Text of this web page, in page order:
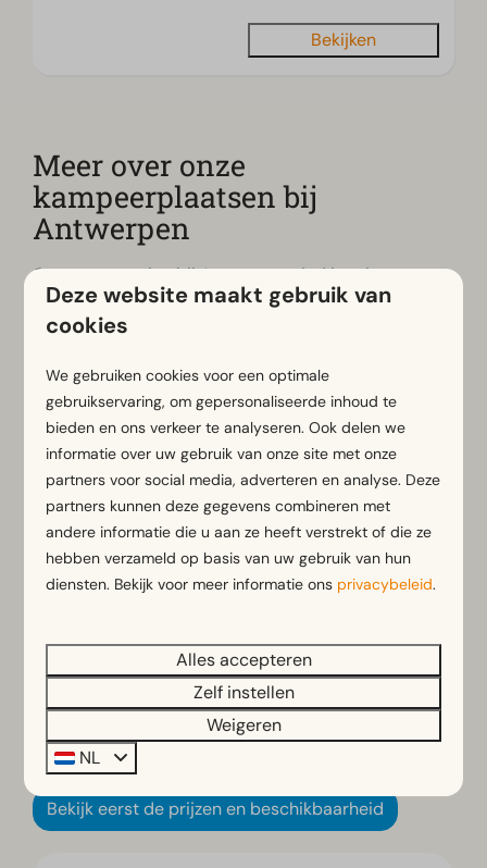
Bekijken
Meer over onze
kampeerplaatsen bij
Antwerpen
Op onze camping bij Antwerpen vind je ruime
kampeerplaatsen van circa 90 m² tot 120 m². De
plaatsen zijn geschikt voor tenten, caravans en
stroom én een wateraansluiting. Voor extra comfort
kun je kiezen voor een comfortplaats met privé
sanitairdirect bij de plek. Daarnaast beschikken we
over deels verharde camperplaatsen, uitgerust met
een eigen picknicktafel en gunstige ligging ten
opzichte van de sanitaire voorzieningen. Tijdens je
verblijf kun je ook gebruikmaken van onze faciliteiten,
zoals derecreatieplas met zandstrand en het
broodjesservice.
Boek je verblijf op onze camping bij Antwerpen
Bekijk eerst de prijzen en beschikbaarheid
Deze website maakt gebruik van
cookies
We gebruiken cookies voor een optimale
gebruikservaring, om gepersonaliseerde inhoud te
bieden en ons verkeer te analyseren. Ook delen we
informatie over uw gebruik van onze site met onze
partners voor social media, adverteren en analyse. Deze
partners kunnen deze gegevens combineren met
andere informatie die u aan ze heeft verstrekt of die ze
hebben verzameld op basis van uw gebruik van hun
diensten. Bekijk voor meer informatie ons privacybeleid.
Alles accepteren
Zelf instellen
Weigeren
NL